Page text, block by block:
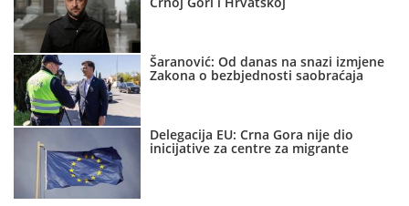
Šaranović: Od danas na snazi izmjene
Zakona o bezbjednosti saobraćaja
Delegacija EU: Crna Gora nije dio
inicijative za centre za migrante